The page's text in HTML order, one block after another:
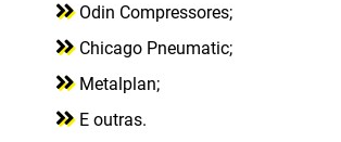
INSTALAÇÃO DE REDE DE AR COMPRIMIDO
INSTALAÇÃO DE REDE DE AR EM SUZANO
LOCAÇÃO DE COMPRESSOR DE AR
LOCAÇÃO DE COMPRESSOR DE AR EM SUZANO
Odin Compressores;
Chicago Pneumatic;
Metalplan;
E outras.